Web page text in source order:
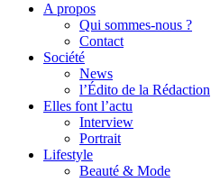
A propos
Qui sommes-nous ?
Contact
Société
News
l’Édito de la Rédaction
Elles font l’actu
Interview
Portrait
Lifestyle
Beauté & Mode